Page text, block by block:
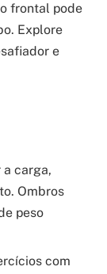
frontal pode
Explore
e
carga,
Ombros
peso
com